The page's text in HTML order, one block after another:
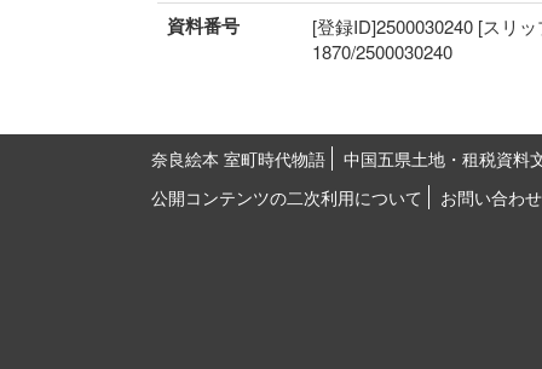
資料番号
[登録ID]2500030240 [スリ
1870/2500030240
奈良絵本 室町時代物語
中国五県土地・租税資料
公開コンテンツの二次利用について
お問い合わせ